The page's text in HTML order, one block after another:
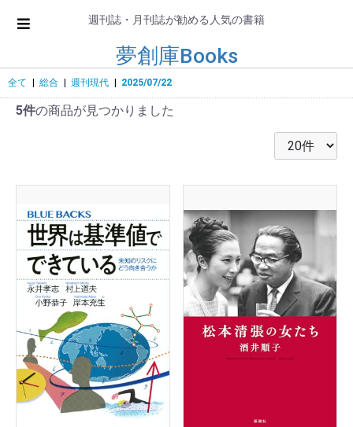
週刊誌・月刊誌が勧める人気の書籍
夢創庫Books
全て 総合 週刊現代 2025/07/22
5件の商品が見つかりました